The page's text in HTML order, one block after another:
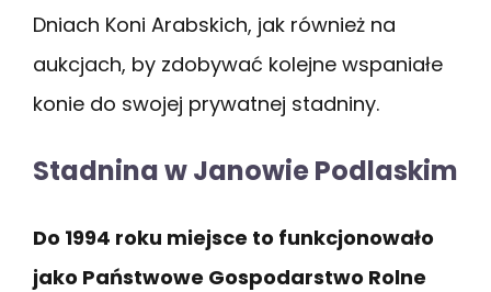
Dniach Koni Arabskich, jak również na
aukcjach, by zdobywać kolejne wspaniałe
konie do swojej prywatnej stadniny.
Stadnina w Janowie Podlaskim
Do 1994 roku miejsce to funkcjonowało
jako Państwowe Gospodarstwo Rolne